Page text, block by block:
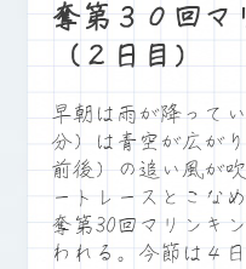
奪第３０回マ
（２日目）
早朝は雨が降って
分）は青空が広が
前後）の追い風が
ートレースとこな
奪第30回マリンキ
われる。今節は４